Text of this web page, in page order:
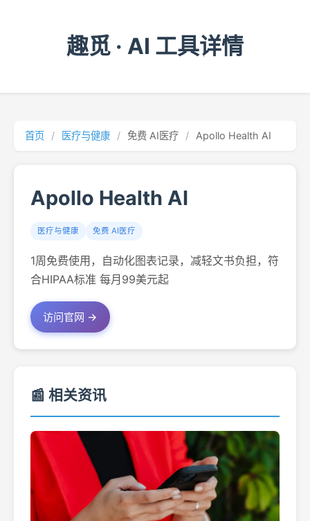
趣觅 · AI 工具详情
首页 / 医疗与健康 / 免费 AI医疗 / Apollo Health AI
Apollo Health AI
医疗与健康 免费 AI医疗
1周免费使用，自动化图表记录，减轻文书负担，符
合HIPAA标准 每月99美元起
访问官网 →
📰 相关资讯